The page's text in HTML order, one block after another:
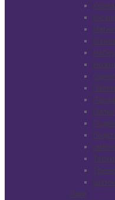
Пилки
Лаки